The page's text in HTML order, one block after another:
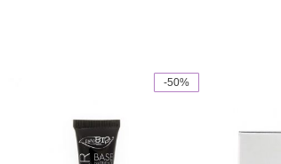
-50%
multiple